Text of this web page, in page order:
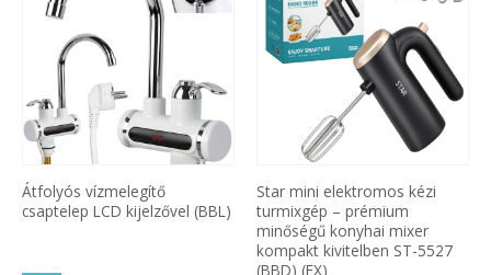
Átfolyós vízmelegítő
csaptelep LCD kijelzővel (BBL)
Star mini elektromos kézi
turmixgép – prémium
minőségű konyhai mixer
kompakt kivitelben ST-5527
(BBD) (FX)